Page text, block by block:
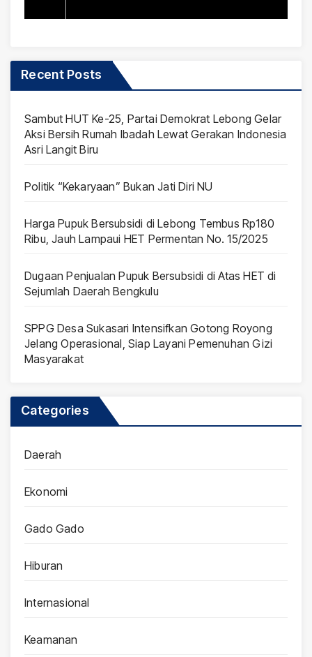
Recent Posts
Sambut HUT Ke-25, Partai Demokrat Lebong Gelar
Aksi Bersih Rumah Ibadah Lewat Gerakan Indonesia
Asri Langit Biru
Politik “Kekaryaan” Bukan Jati Diri NU
Harga Pupuk Bersubsidi di Lebong Tembus Rp180
Ribu, Jauh Lampaui HET Permentan No. 15/2025
Dugaan Penjualan Pupuk Bersubsidi di Atas HET di
Sejumlah Daerah Bengkulu
SPPG Desa Sukasari Intensifkan Gotong Royong
Jelang Operasional, Siap Layani Pemenuhan Gizi
Masyarakat
Categories
Daerah
Ekonomi
Gado Gado
Hiburan
Internasional
Keamanan